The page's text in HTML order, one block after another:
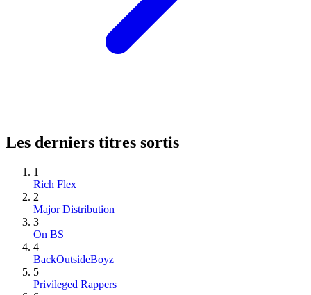
Les derniers titres sortis
1
Rich Flex
2
Major Distribution
3
On BS
4
BackOutsideBoyz
5
Privileged Rappers